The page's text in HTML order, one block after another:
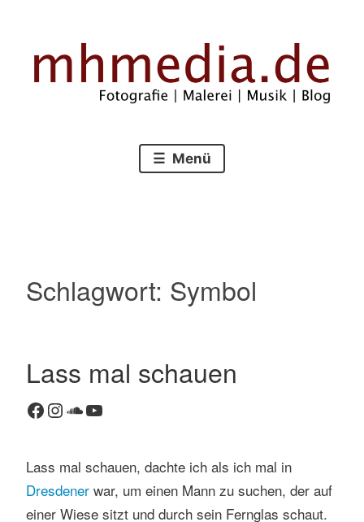
springen
mhmedia.de
Menü
Schlagwort: Symbol
Lass mal schauen
Facebook
Instagram
SoundCloud
YouTube
Lass mal schauen, dachte ich als ich mal in
Dresdenerwar, um einen Mann zu suchen, der auf
einer Wiese sitzt und durch sein Fernglas schaut.
K
e